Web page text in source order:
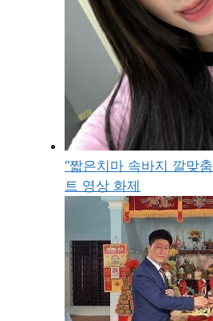
“짧은치마 속바지 깔맞
트 영상 화제